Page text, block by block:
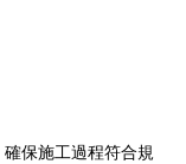
保施工過程符合規